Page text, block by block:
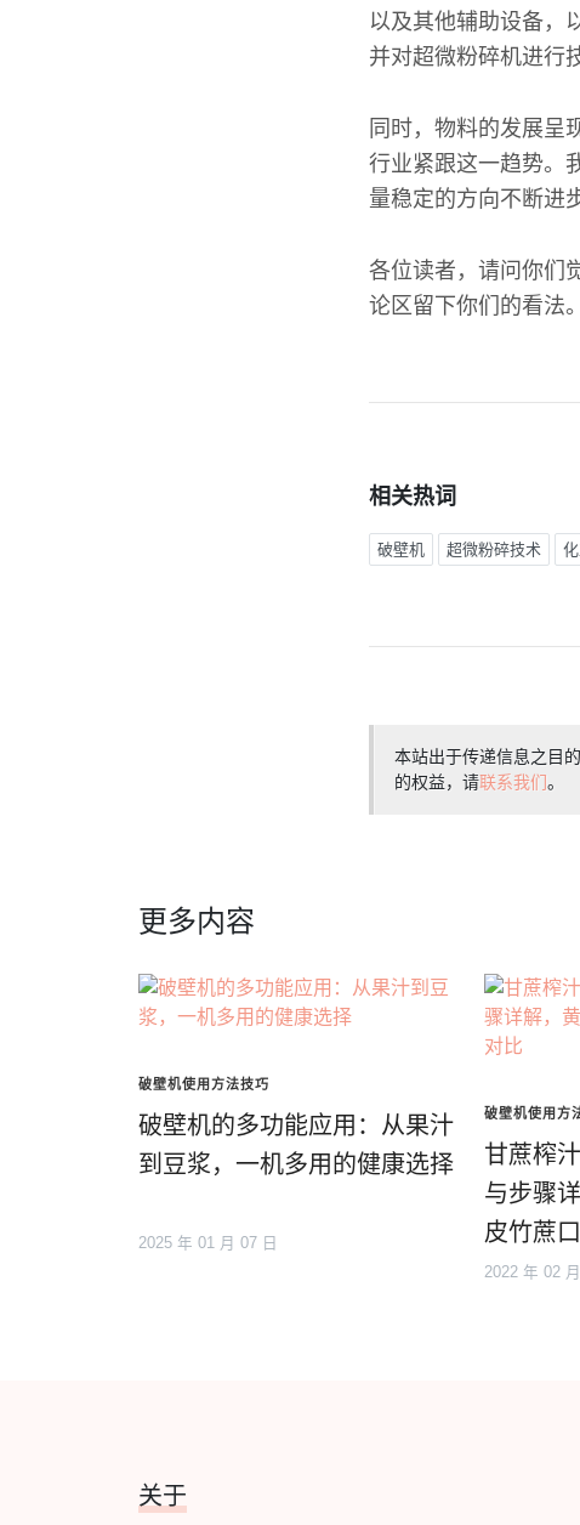
以及其他辅助设备，
并对超微粉碎机进行
同时，物料的发展呈
行业紧跟这一趋势。
量稳定的方向不断进
各位读者，请问你们
论区留下你们的看法
相关热词
破壁机 超微粉碎技术
本站出于传递信息之目
的权益，请联系我们。
更多内容
破壁机使用方法技巧
破壁机的多功能应用：从果汁
到豆浆，一机多用的健康选择
2025 年 01 月 07 日
破壁机使用方
甘蔗榨
与步骤
皮竹蔗
2022 年 02
关于